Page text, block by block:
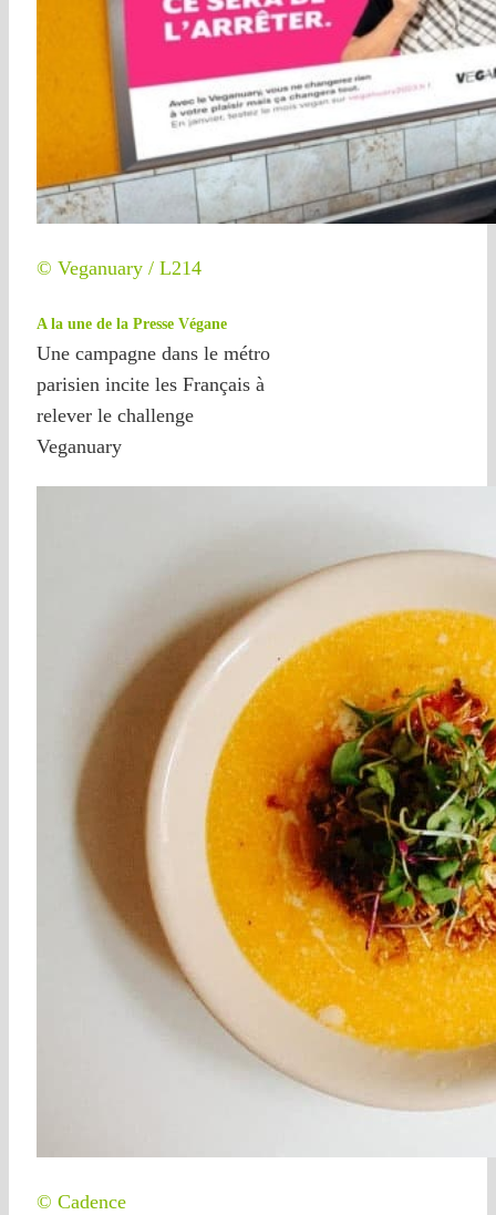
© Veganuary / L214
A la une de la Presse Végane
Une campagne dans le métro
parisien incite les Français à
relever le challenge
Veganuary
© Cadence